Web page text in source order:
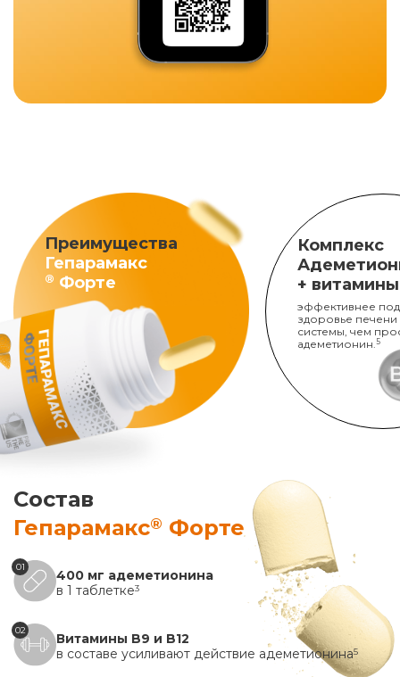
Преимущества
Гепарамакс
® Форте
Комплекс
+
эффективнее
здоровье печени
системы, чем
адеметионин. 5
Состав
Гепарамакс® Форте
01
400 мг адеметионина
в 1 таблетке3
02
Витамины B9 и B12
в составе усиливают действие адеметионина5